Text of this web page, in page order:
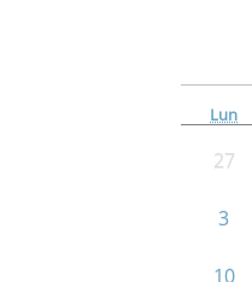
Lun
27
3
10